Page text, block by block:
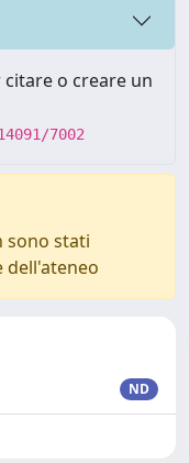
o creare un
7002
sono stati
dell'ateneo
ND